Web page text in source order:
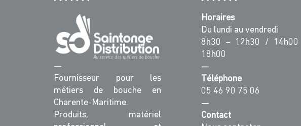
—
Fournisseur pour les
métiers de bouche en
Charente-Maritime.
Produits, matériel
Horaires
Du lundi au vendredi
8h30 – 12h30 /
18h00
—
Téléphone
05 46 90 75 06
—
Contact